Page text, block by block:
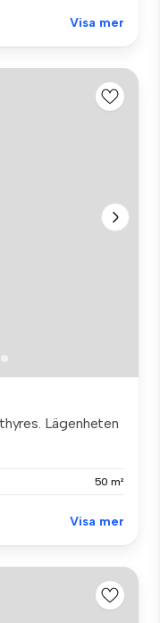
Visa mer
Lägenheten
50 m²
Visa mer